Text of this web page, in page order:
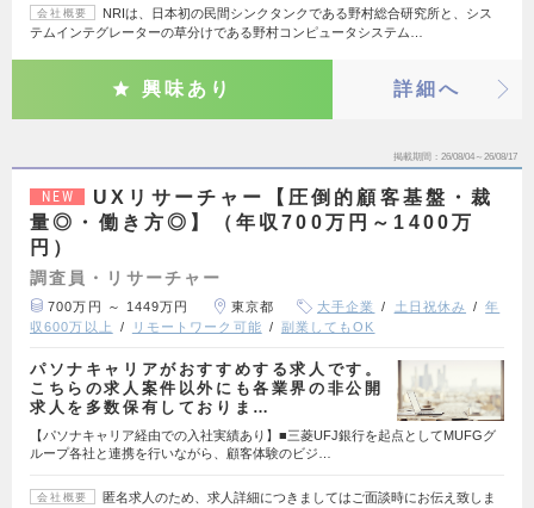
会社概要
NRIは、日本初の民間シンクタンクである野村総合研究所と、シス
テムインテグレーターの草分けである野村コンピュータシステム…
興味あり 詳細へ
掲載期間 26/08/04～26/08/17
NEW
UXリサーチャー【圧倒的顧客基盤・裁
量◎・働き方◎】（年収700万円～1400万
円）
調査員・リサーチャー
700万円 ～ 1449万円 東京都 大手企業 土日祝休み
年
収600万以上
リモートワーク可能 副業してもOK
パソナキャリアがおすすめする求人です。
こちらの求人案件以外にも各業界の非公開
求人を多数保有しておりま…
【パソナキャリア経由での入社実績あり】■三菱UFJ銀行を起点としてMUFGグ
ループ各社と連携を行いながら、顧客体験のビジ…
会社概要
匿名求人のため、求人詳細につきましてはご面談時にお伝え致しま